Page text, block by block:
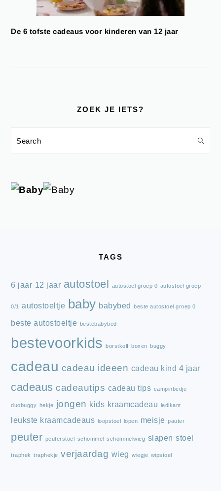
De 6 tofste cadeaus voor kinderen van 12 jaar
ZOEK JE IETS?
Search
TAGS
6 jaar 12 jaar autostoel autostoel groep 0 autostoel groep
0/1 autostoeltje baby babybed beste autostoel groep 0
beste autostoeltje bestebabybed
bestevoorkids borstkolf boxen buggy
cadeau cadeau ideeen cadeau kind 4 jaar
cadeaus cadeautips cadeau tips campinbedje
duobuggy hekje jongen kids kraamcadeau ledikant
leukste kraamcadeaus loopstoel lopen meisje pauter
peuter peuterstoel schommel schommelwieg slapen stoel
traphek traphekje verjaardag wieg wiegje wipstoel